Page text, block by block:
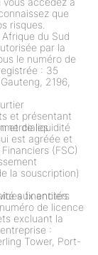
que
risques.
du Sud
par la
le numéro de
: 35
2196,
et présentant
et de liquidité
est agréée et
(FSC)
la souscription)
aux entités
financiers
de licence
excluant la
:
Tower, Port-